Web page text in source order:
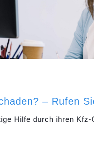
– Rufen
Hilfe durch ihren Kfz-